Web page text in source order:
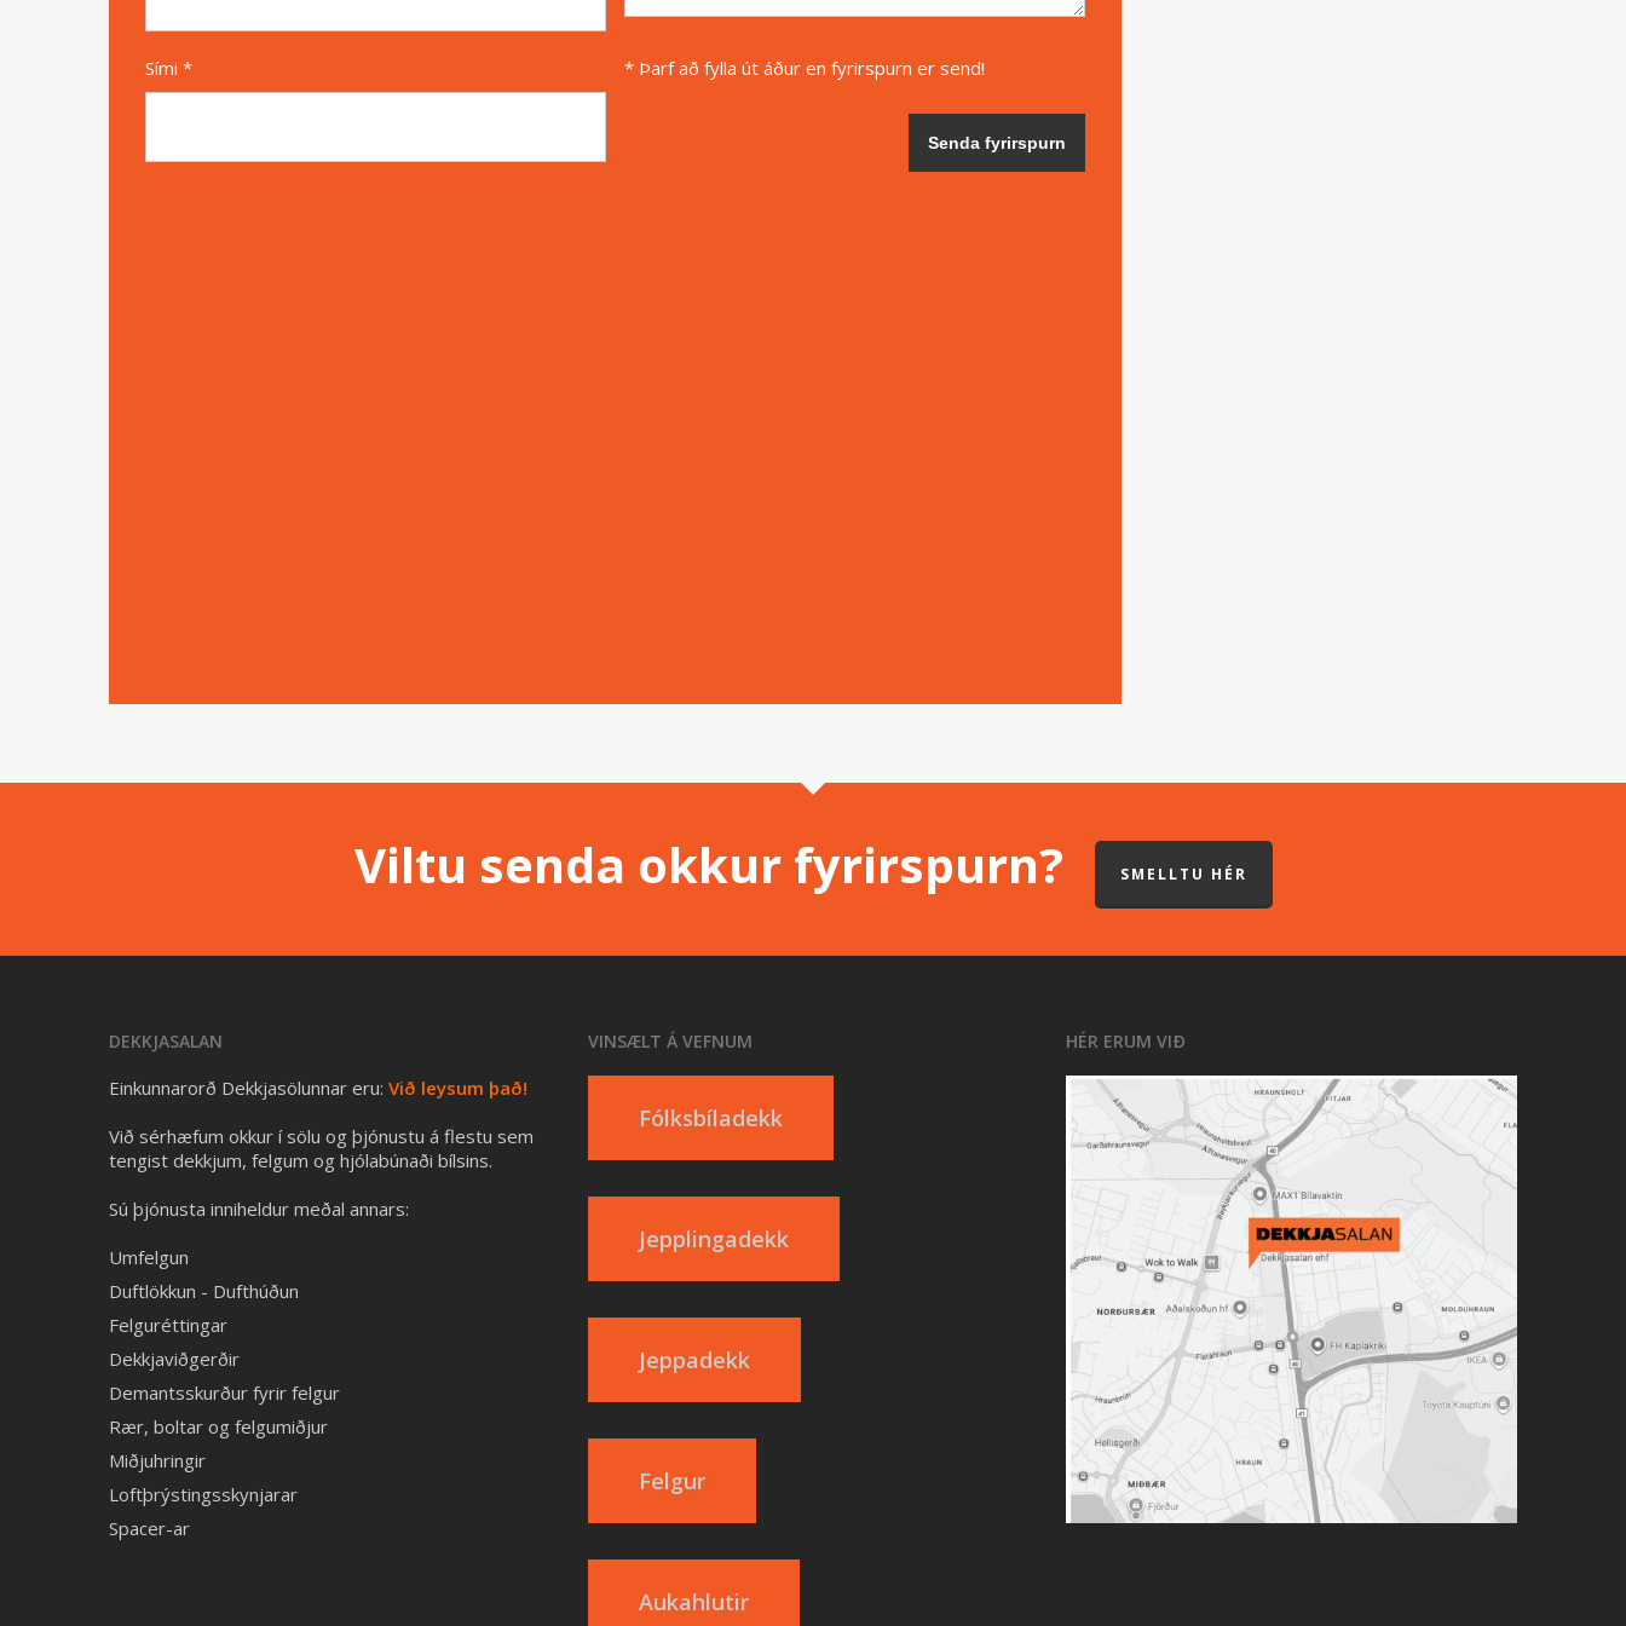
Sími * * Þarf að fylla út áður en fyrirspurn er send!
Viltu senda okkur fyrirspurn? SMELLTU HÉR
DEKKJASALAN
Einkunnarorð Dekkjasölunnar eru: Við leysum það!
Við sérhæfum okkur í sölu og þjónustu á flestu sem
tengist dekkjum, felgum og hjólabúnaði bílsins.
Sú þjónusta inniheldur meðal annars:
Umfelgun
Duftlökkun - Dufthúðun
Felguréttingar
Dekkjaviðgerðir
Demantsskurður fyrir felgur
Rær, boltar og felgumiðjur
Miðjuhringir
Loftþrýstingsskynjarar
Spacer-ar
VINSÆLT Á VEFNUM
Fólksbíladekk
Jepplingadekk
Jeppadekk
Felgur
Aukahlutir
HÉR ERUM VIÐ